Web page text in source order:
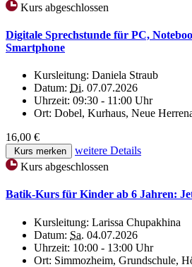
Kurs abgeschlossen
Digitale Sprechstunde für PC,
Smartphone
Kursleitung: Daniela Straub
Datum: Di. 07.07.2026
Uhrzeit: 09:30 - 11:00 Uhr
Ort: Dobel, Kurhaus, Neue
16,00 €
Kurs merken
weitere Details
Kurs abgeschlossen
Batik-Kurs für Kinder ab 6 Jahren:
Kursleitung: Larissa Chupakhina
Datum: Sa. 04.07.2026
Uhrzeit: 10:00 - 13:00 Uhr
Ort: Simmozheim, Grundschule,